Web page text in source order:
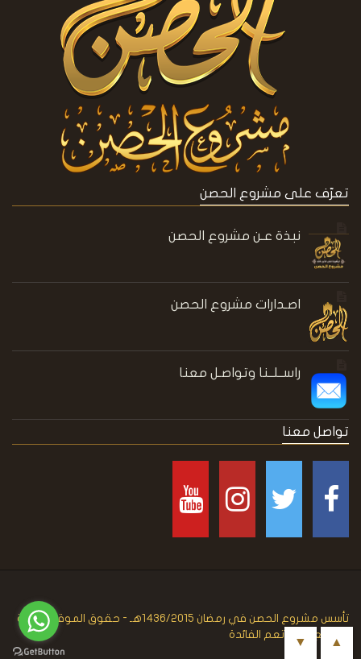
تعرّف على مشروع الحصن
نبذة عـن مشروع الحصن
اصـدارات مشروع الحصن
راســلــنا وتواصـل معنا
تواصل معنا
تأسس مشروع الحصن في رمضان 1436/2015هـ - حقوق الموقع متاحة
للجميع حتى تعم الفائدة
▲
▼